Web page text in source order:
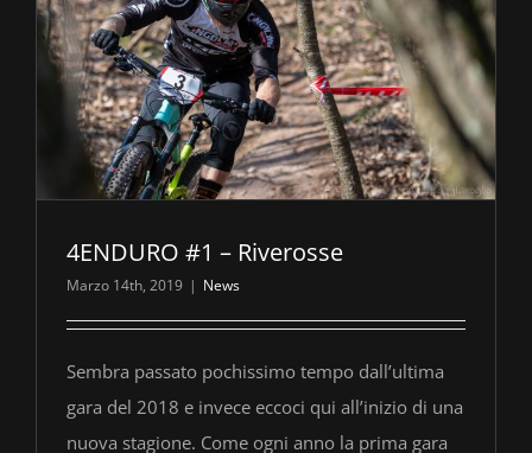
4ENDURO #1 – Riverosse
Marzo 14th, 2019 | News
Sembra passato pochissimo tempo dall’ultima
gara del 2018 e invece eccoci qui all’inizio di una
nuova stagione. Come ogni anno la prima gara